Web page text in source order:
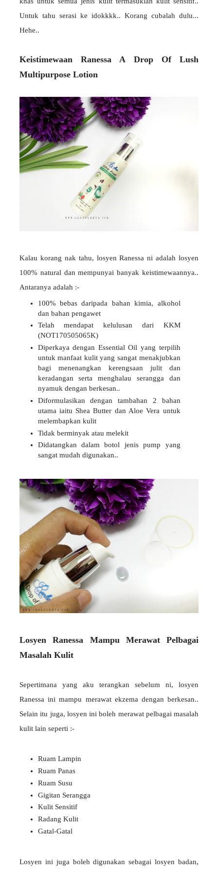
Untuk tahu serasi ke idokkkk.. Korang cubalah dulu...
Hehe..
Keistimewaan Ranessa A Drop Of Lush
Multipurpose Lotion
Kalau korang nak tahu, losyen Ranessa ni adalah losyen
100% natural dan mempunyai banyak keistimewaannya..
Antaranya adalah :-
100% bebas daripada bahan kimia, alkohol
dan bahan pengawet
Telah mendapat kelulusan dari KKM
(NOT170505065K)
Diperkaya dengan Essential Oil yang terpilih
untuk manfaat kulit yang sangat menakjubkan
bagi menenangkan kerengsaan julit dan
keradangan serta menghalau serangga dan
nyamuk dengan berkesan..
Diformulasikan dengan tambahan 2 bahan
utama iaitu Shea Butter dan Aloe Vera untuk
melembapkan kulit
Tidak berminyak atau melekit
Didatangkan dalam botol jenis pump yang
sangat mudah digunakan..
Losyen Ranessa Mampu Merawat Pelbagai
Masalah Kulit
Sepertimana yang aku terangkan sebelum ni, losyen
Ranessa ini mampu merawat ekzema dengan berkesan..
Selain itu juga, losyen ini boleh merawat pelbagai masalah
kulit lain seperti :-
Ruam Lampin
Ruam Panas
Ruam Susu
Gigitan Serangga
Kulit Sensitif
Radang Kulit
Gatal-Gatal
Losyen ini juga boleh digunakan sebagai losyen badan,